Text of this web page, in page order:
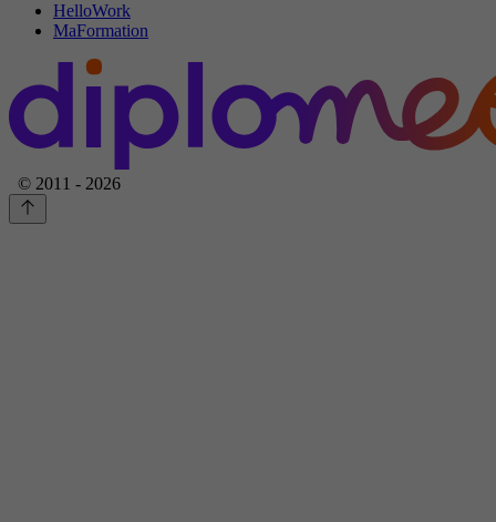
HelloWork
MaFormation
© 2011 - 2026